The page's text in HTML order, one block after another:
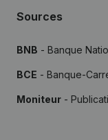
Sources
BNB - Banque
BCE - Banque-
Moniteur -